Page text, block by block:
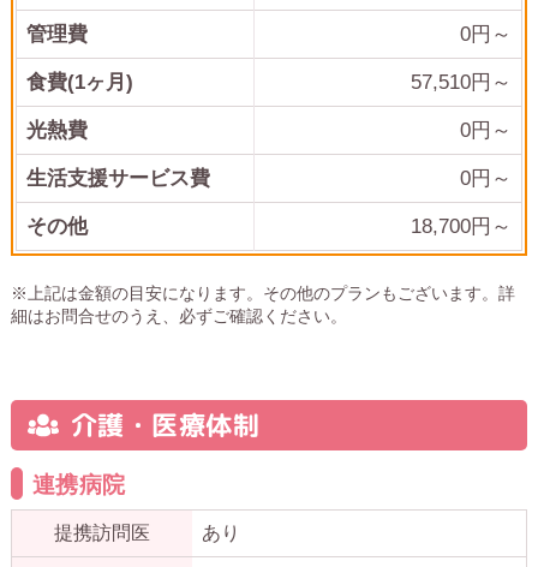
管理費 0円～
食費(1ヶ月) 57,510円～
光熱費 0円～
生活支援サービス費 0円～
その他 18,700円～
※上記は金額の目安になります。その他のプランもございます。詳
細はお問合せのうえ、必ずご確認ください。
介護・医療体制
連携病院
提携訪問医 あり